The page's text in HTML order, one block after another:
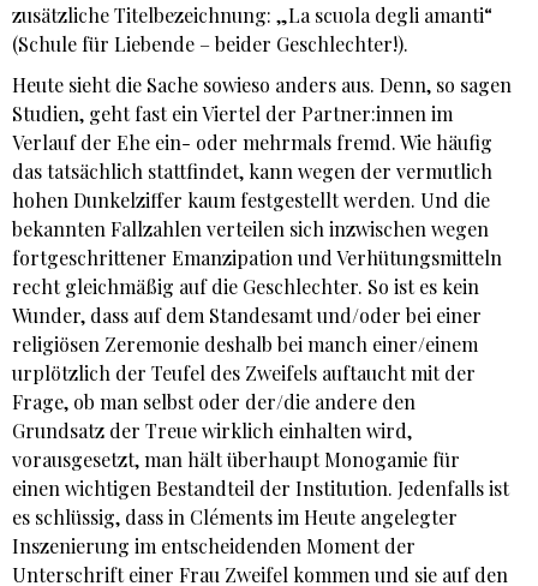
zusätzliche Titelbezeichnung: „La scuola degli amanti“
(Schule für Liebende – beider Geschlechter!).
Heute sieht die Sache sowieso anders aus. Denn, so sagen
Studien, geht fast ein Viertel der Partner:innen im
Verlauf der Ehe ein- oder mehrmals fremd. Wie häufig
das tatsächlich stattfindet, kann wegen der vermutlich
hohen Dunkelziffer kaum festgestellt werden. Und die
bekannten Fallzahlen verteilen sich inzwischen wegen
fortgeschrittener Emanzipation und Verhütungsmitteln
recht gleichmäßig auf die Geschlechter. So ist es kein
Wunder, dass auf dem Standesamt und/oder bei einer
religiösen Zeremonie deshalb bei manch einer/einem
urplötzlich der Teufel des Zweifels auftaucht mit der
Frage, ob man selbst oder der/die andere den
Grundsatz der Treue wirklich einhalten wird,
vorausgesetzt, man hält überhaupt Monogamie für
einen wichtigen Bestandteil der Institution. Jedenfalls ist
es schlüssig, dass in Cléments im Heute angelegter
Inszenierung im entscheidenden Moment der
Unterschrift einer Frau Zweifel kommen und sie auf den